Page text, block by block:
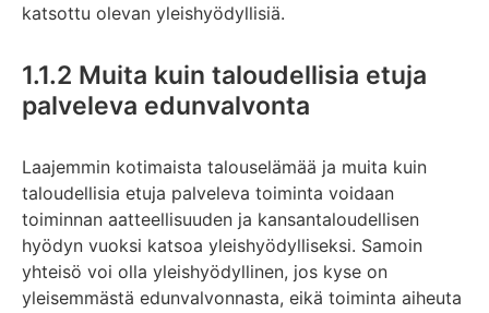
katsottu olevan yleishyödyllisiä.
1.1.2 Muita kuin taloudellisia etuja
palveleva edunvalvonta
Laajemmin kotimaista talouselämää ja muita kuin
taloudellisia etuja palveleva toiminta voidaan
toiminnan aatteellisuuden ja kansantaloudellisen
hyödyn vuoksi katsoa yleishyödylliseksi. Samoin
yhteisö voi olla yleishyödyllinen, jos kyse on
yleisemmästä edunvalvonnasta, eikä toiminta aiheuta